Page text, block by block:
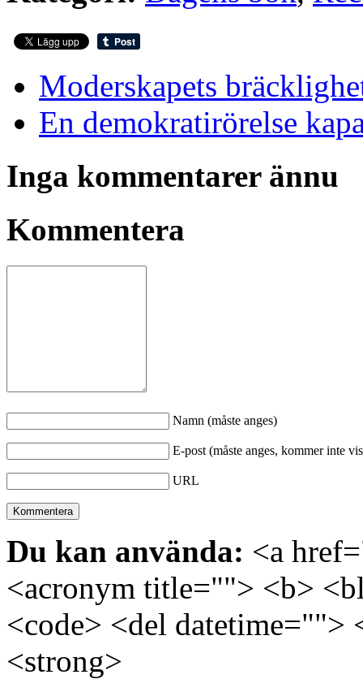
Moderskapets
En demokratirörelse
Inga kommentarer ännu
Kommentera
Namn (måste anges)
E-post (måste anges, kommer inte
URL
Du kan använda: <a
<acronym title=""> <b>
<code> <del
<strong>